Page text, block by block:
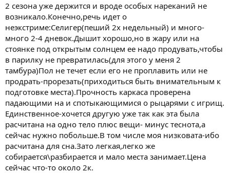
2 сезона уже держится и вроде особых нареканий не
возникало.Конечно,речь идет о
неэкстриме:Селигер(пеший 2х недельный) и много-
много 2-4 дневок.Дышит хорошо,но в жару или на
стоянке под открытым солнцем ее надо продувать,чтобы
в парилку не превратилась(для этого у меня 2
тамбура)Пол не течет если его не проплавить или не
продрать-прорезать(приходиться быть внимательным к
подготовке места).Прочность каркаса проверена
падающими на и спотыкающимися о рыцарями с игрищ.
Единственное-хочется другую уже так как эта была
расчитана на одно тело плюс вещи- минус теснота,а
сейчас нужно побольше.В том числе моя низковата-ибо
расчитана для сна.Зато легкая,легко же
собирается\разбирается и мало места занимает.Цена
сейчас что-то около 2к.